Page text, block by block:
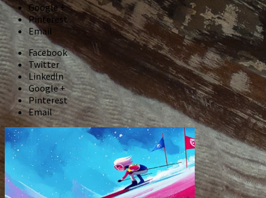
Google +
Pinterest
Email
Facebook
Twitter
LinkedIn
Google +
Pinterest
Email